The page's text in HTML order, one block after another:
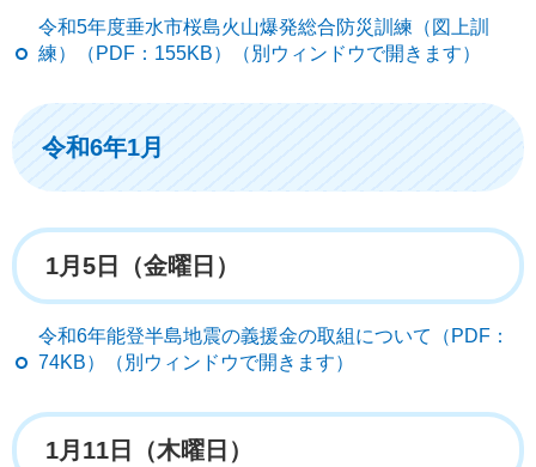
令和5年度垂水市桜島火山爆発総合防災訓練（図上訓
練）（PDF：155KB）（別ウィンドウで開きます）
令和6年1月
1月5日（金曜日）
令和6年能登半島地震の義援金の取組について（PDF：
74KB）（別ウィンドウで開きます）
1月11日（木曜日）